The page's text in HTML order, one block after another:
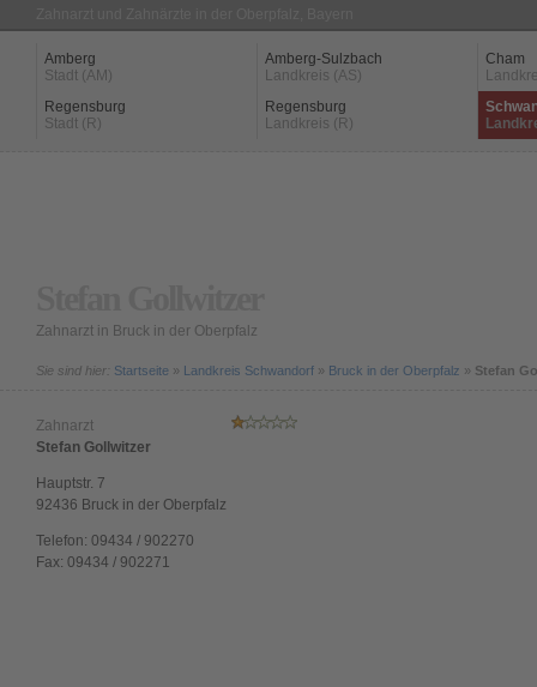
Amberg
Stadt (AM)
Amberg-Sulzbach
Landkreis (AS)
Cham
Regensburg
Stadt (R)
Regensburg
Landkreis (R)
Zahnarzt in Bruck in der Oberpfalz
Sie sind hier: Startseite » Landkreis Schwandorf » Bruck in der Oberpfalz » Stefan
Zahnarzt
Stefan Gollwitzer
Hauptstr. 7
92436 Bruck in der Oberpfalz
Telefon: 09434 / 902270
Fax: 09434 / 902271